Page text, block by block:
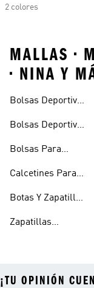
2 colores
MALLAS •
• NINA Y
Bolsas Deportivas
Bolsas Deportivas
Bolsas Para
Calcetines Para
Botas Y Zapatillas
Zapatillas
¡TU OPINIÓN